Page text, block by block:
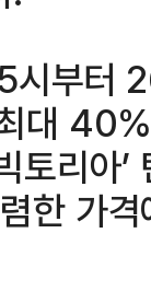
시부터
대
토리아
한 가